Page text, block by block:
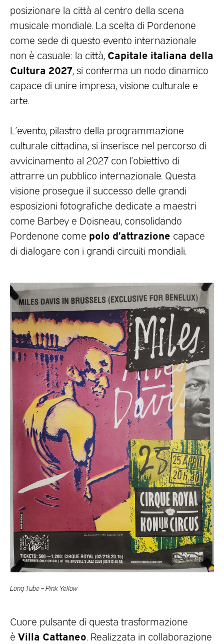
posizionare la città al centro della scena
musicale mondiale. La scelta di Pordenone
come sede di questo evento internazionale
non è casuale: la città, Capitale italiana della
Cultura 2027 , si conferma un nodo dinamico
capace di unire impresa, visione culturale e
arte.
L’evento, pilastro della programmazione
culturale cittadina, si inserisce nel percorso di
avvicinamento al 2027 con l’obiettivo di
attrarre un pubblico internazionale. Questa
visione prosegue il successo delle grandi
esposizioni fotografiche dedicate a maestri
come Barbey e Doisneau, consolidando
Pordenone come polo d’attrazione capace
di dialogare con i grandi circuiti mondiali.
Long Tube – Pink Yellow
Cuore pulsante di questa trasformazione
è Villa Cattaneo. Realizzata in collaborazione